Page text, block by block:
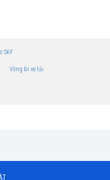
SKF
Vòng bi xe tải